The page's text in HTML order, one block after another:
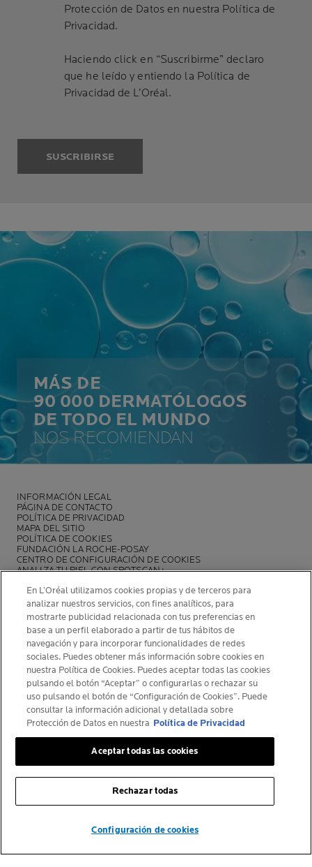
Protección de Datos en nuestra Política de
Privacidad.
Haciendo click en “Suscribirme” declaro
que he leído y entiendo la Política de
Privacidad de L’Oréal.
SUSCRIBIRSE
MÁS DE
90 000 DERMATÓLOGOS
DE TODO EL MUNDO
NOS RECOMIENDAN
INFORMACIÓN LEGAL
PÁGINA DE CONTACTO
POLÍTICA DE PRIVACIDAD
MAPA DEL SITIO
POLÍTICA DE COOKIES
FUNDACIÓN LA ROCHE-POSAY
CENTRO DE CONFIGURACIÓN DE COOKIES
ANALIZA TU PIEL CON SPOTSCAN+
NEWSLETTER
INFORMACIÓN DEL FABRICANTE
COSMETIQUE ACTIVE INTERNATIONAL
La Roche-Posay Laboratoire Dermatologique CAI
86270 La Roche-Posay France
En L’Oréal utilizamos cookies propias y de terceros para
analizar nuestros servicios, con fines analíticos, para
mostrarte publicidad relacionada con tus preferencias en
base a un perfil elaborado a partir de tus hábitos de
navegación y para incorporar funcionalidades de redes
sociales. Puedes obtener más información sobre cookies en
nuestra Política de Cookies. Puedes aceptar todas las cookies
pulsando el botón “Aceptar” o configurarlas o rechazar su
uso pulsando el botón de “Configuración de Cookies”. Puede
consultar la información adicional y detallada sobre
Protección de Datos en nuestra Política de Privacidad
Configuración de cookies
Rechazar todas
Aceptar todas las cookies